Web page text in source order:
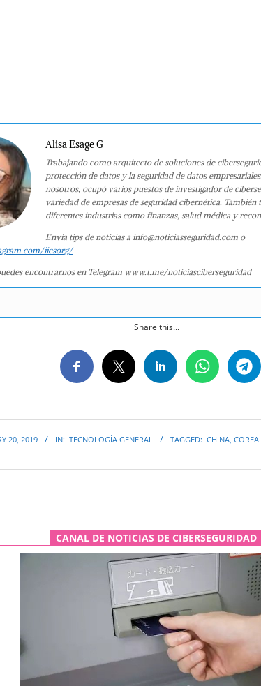
Alisa Esage G
Trabajando como arquitecto de soluciones de
protección de datos y la seguridad de datos
nosotros, ocupó varios puestos de investigador de
variedad de empresas de seguridad cibernética. También
diferentes industrias como finanzas, salud médica y
Envía tips de noticias a info@noticiasseguridad.com o
iicsorg/
encontrarnos en Telegram www.t.me/noticiasciberseguridad
Share this...
20, 2019 IN: TECNOLOGÍA GENERAL TAGGED: CHINA
CANAL DE NOTICIAS DE CIBERSEGURIDAD